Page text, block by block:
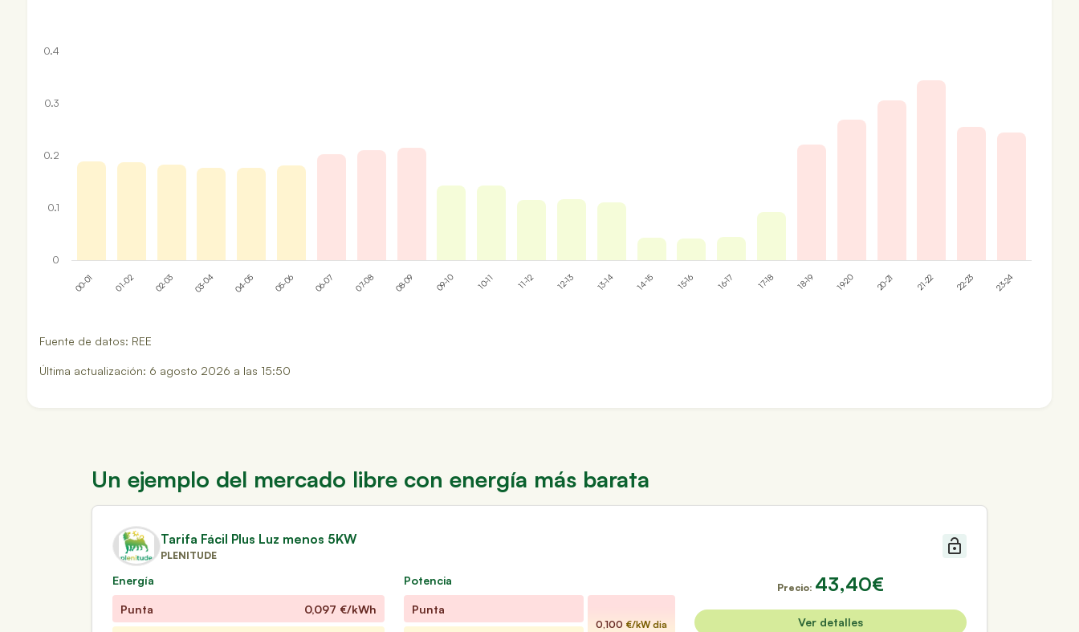
00-01 01-02 02-03 03-04 04-05 05-06 06-07 07-08 08-09 09-10 10-11 11-12 12-13 13-14 14-15 15-16 16-17 17-18 18-19 19-20 20-21 21-22 22-23 23-24
0
0.1
0.2
0.3
0.4
Fuente de datos: REE
Última actualización: 6 agosto 2026 a las 15:50
Un ejemplo del mercado libre con energía más barata
Tarifa Fácil Plus Luz menos 5KW
PLENITUDE
Energía
Punta 0,097 €/kWh
Potencia
Punta
0,100 €/kW dia
Precio: 43,40€
Ver detalles